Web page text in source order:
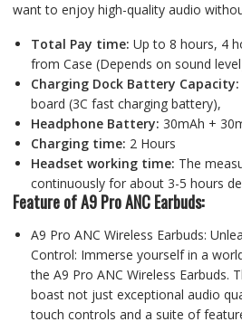
want to enjoy high-quality audio
Total Pay time: Up to 8 hours, 4
from Case (Depends on sound
Charging Dock Battery Capacity:
board (3C fast charging battery),
Headphone Battery: 30mAh +
Charging time: 2 Hours
Headset working time: The
continuously for about 3-5 hours
Feature of A9 Pro ANC Earbuds:
A9 Pro ANC Wireless Earbuds:
Control: Immerse yourself in a
the A9 Pro ANC Wireless Earbuds.
boast not just exceptional audio
touch controls and a suite of